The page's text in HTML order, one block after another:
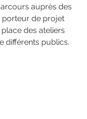
auprès des
de projet
des ateliers
différents publics.